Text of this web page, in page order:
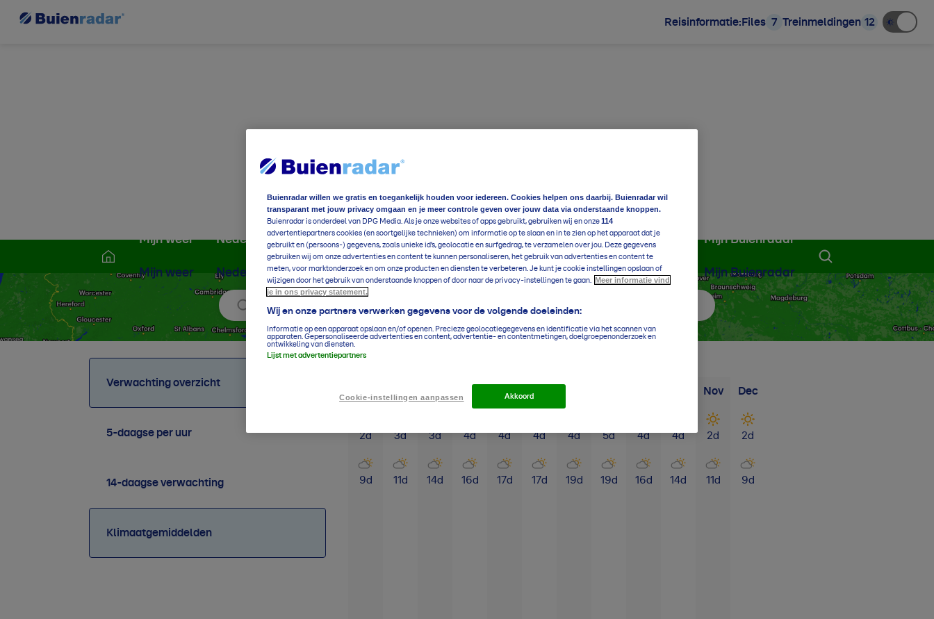
Reisinformatie:Files 7 Treinmeldingen 12
Mijn weer
Mijn weer
Nederland
Nederland
Wereldwijd
Wereldwijd
Foto en video
Foto en video
Weerzine
Weerzine
Mijn Buienradar
Mijn Buienradar
Zoek locatie 16 °C Voeg toe aan favorieten
Verwachting overzicht
5-daagse per uur
14-daagse verwachting
Klimaatgemiddelden
2d
9d
3d
11d
3d
14d
4d
16d
Mei
4d
17d
Jun
4d
17d
4d
19d
5d
19d
4d
16d
4d
14d
Nov
2d
11d
Dec
2d
9d
Buienradar willen we gratis en toegankelijk houden voor iedereen. Cookies helpen ons daarbij. Buienradar wil
transparant met jouw privacy omgaan en je meer controle geven over jouw data via onderstaande knoppen.
Buienradar is onderdeel van DPG Media. Als je onze websites of apps gebruikt, gebruiken wij en onze114
advertentiepartners cookies (en soortgelijke technieken) om informatie op te slaan en in te zien op het apparaat dat je
gebruikt en (persoons-) gegevens, zoals unieke id’s, geolocatie en surfgedrag, te verzamelen over jou. Deze gegevens
gebruiken wij om onze advertenties en content te kunnen personaliseren, het gebruik van advertenties en content te
meten, voor marktonderzoek en om onze producten en diensten te verbeteren. Je kunt je cookie instellingen opslaan of
wijzigen door het gebruik van onderstaande knoppen of door naar de privacy-instellingen te gaan.
Meer informatie vind
je in ons privacy statement.
Wij en onze partners verwerken gegevens voor de volgende doeleinden:
Informatie op een apparaat opslaan en/of openen. Precieze geolocatiegegevens en identificatie via het scannen van
apparaten. Gepersonaliseerde advertenties en content, advertentie- en contentmetingen, doelgroepenonderzoek en
ontwikkeling van diensten.
Lijst met advertentiepartners
Cookie-instellingen aanpassen Akkoord